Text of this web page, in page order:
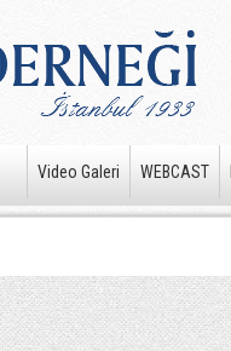
Video Galeri WEBCAST